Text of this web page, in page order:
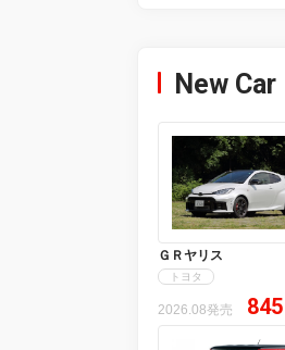
New Car
ＧＲヤリス
トヨタ
2026.08発売 845